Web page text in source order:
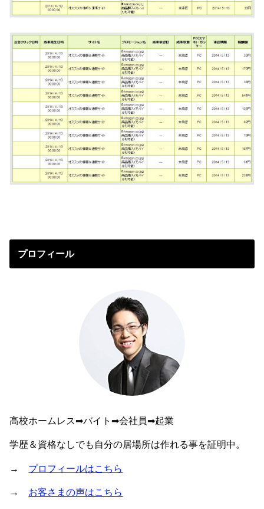
プロフィール
高校ホームレス➡︎バイト➡︎会社員➡︎起業
学歴＆資格なしでも自分の居場所は作れる事を証明中。
→ プロフィールはこちら
→ お客さまの声はこちら